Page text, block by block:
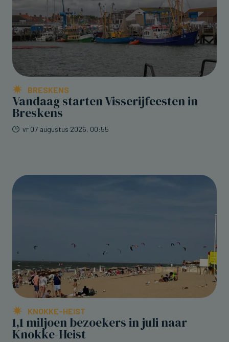
BRESKENS
Vandaag starten Visserijfeesten in
Breskens
vr 07 augustus 2026, 00:55
KNOKKE-HEIST
1,1 miljoen bezoekers in juli naar
Knokke-Heist